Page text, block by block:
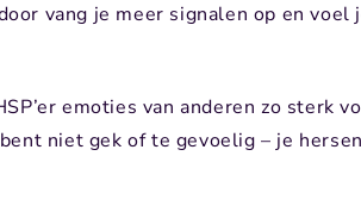
vang je meer signalen op en voel
emoties van anderen zo sterk
niet gek of te gevoelig – je